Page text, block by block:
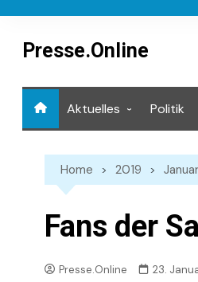
contentPresse.Online
Aktuelles Politik
Home 2019 Januar
Fans der
Presse.Online 23.